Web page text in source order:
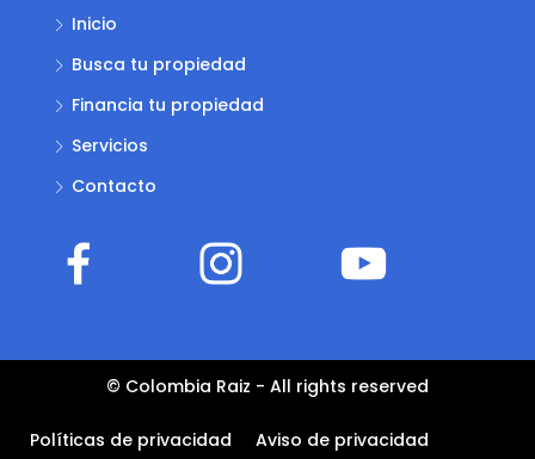
Inicio
Busca tu propiedad
Financia tu propiedad
Servicios
Contacto
© Colombia Raiz - All rights reserved
Políticas de privacidad
Aviso de privacidad